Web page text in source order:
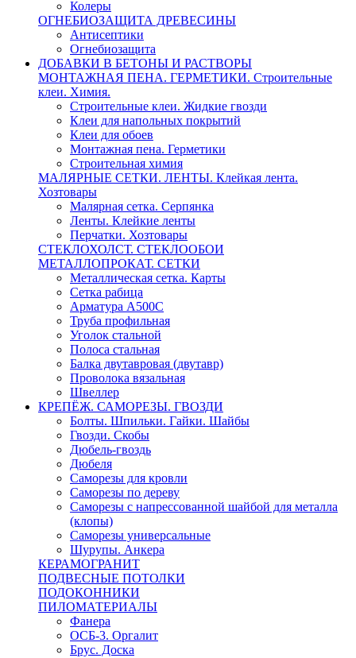
Колеры
ОГНЕБИОЗАЩИТА ДРЕВЕСИНЫ
Антисептики
Огнебиозащита
ДОБАВКИ В БЕТОНЫ И РАСТВОРЫ
МОНТАЖНАЯ ПЕНА. ГЕРМЕТИКИ. Строительные
клеи. Химия.
Строительные клеи. Жидкие гвозди
Клеи для напольных покрытий
Клеи для обоев
Монтажная пена. Герметики
Строительная химия
МАЛЯРНЫЕ СЕТКИ. ЛЕНТЫ. Клейкая лента.
Хозтовары
Малярная сетка. Серпянка
Ленты. Клейкие ленты
Перчатки. Хозтовары
СТЕКЛОХОЛСТ. СТЕКЛООБОИ
МЕТАЛЛОПРОКАТ. СЕТКИ
Металлическая сетка. Карты
Сетка рабица
Арматура А500С
Труба профильная
Уголок стальной
Полоса стальная
Балка двутавровая (двутавр)
Проволока вязальная
Швеллер
КРЕПЁЖ. САМОРЕЗЫ. ГВОЗДИ
Болты. Шпильки. Гайки. Шайбы
Гвозди. Скобы
Дюбель-гвоздь
Дюбеля
Саморезы для кровли
Саморезы по дереву
Саморезы с напрессованной шайбой для металла
(клопы)
Саморезы универсальные
Шурупы. Анкера
КЕРАМОГРАНИТ
ПОДВЕСНЫЕ ПОТОЛКИ
ПОДОКОННИКИ
ПИЛОМАТЕРИАЛЫ
Фанера
ОСБ-3. Оргалит
Брус. Доска